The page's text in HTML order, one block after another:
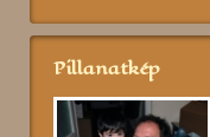
Pillanatkép